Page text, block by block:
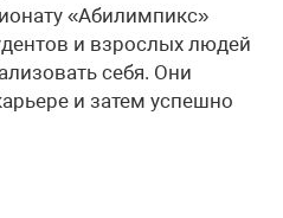
«Абилимпикс»
и взрослых людей
себя. Они
и затем успешно